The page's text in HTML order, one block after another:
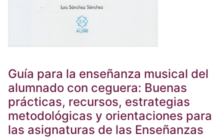
Guía para la enseñanza musical del
alumnado con ceguera: Buenas
prácticas, recursos, estrategias
metodológicas y orientaciones para
las asignaturas de las Enseñanzas